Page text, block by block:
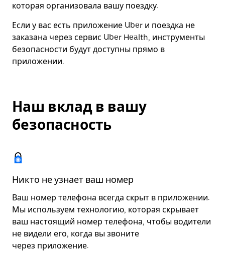
которая организовала вашу поездку.
Если у вас есть приложение Uber и поездка не
заказана через сервис Uber Health, инструменты
безопасности будут доступны прямо в
приложении.
Наш вклад в вашу
безопасность
Никто не узнает ваш номер
Ваш номер телефона всегда скрыт в приложении.
Мы используем технологию, которая скрывает
ваш настоящий номер телефона, чтобы водители
не видели его, когда вы звоните
через приложение.